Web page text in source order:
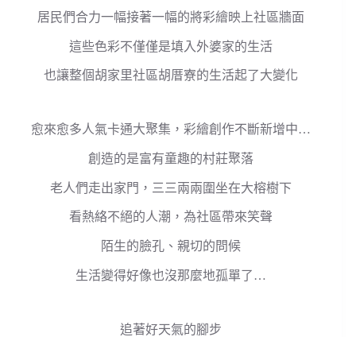
居民們合力一幅接著一幅的將彩繪映上社區牆面
這些色彩不僅僅是填入外婆家的生活
也讓整個胡家里社區胡厝寮的生活起了大變化
愈來愈多人氣卡通大聚集，彩繪創作不斷新增中…
創造的是富有童趣的村莊聚落
老人們走出家門，三三兩兩圍坐在大榕樹下
看熱絡不絕的人潮，為社區帶來笑聲
陌生的臉孔、親切的問候
生活變得好像也沒那麼地孤單了…
追著好天氣的腳步